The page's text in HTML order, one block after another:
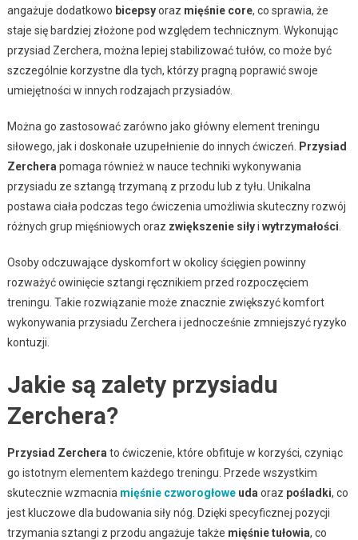
angażuje dodatkowo bicepsyoraz mięśnie core, co sprawia, że
staje się bardziej złożone pod względem technicznym. Wykonując
przysiad Zerchera, można lepiej stabilizować tułów, co może być
szczególnie korzystne dla tych, którzy pragną poprawić swoje
umiejętności w innych rodzajach przysiadów.
Można go zastosować zarówno jako główny element treningu
siłowego, jak i doskonałe uzupełnienie do innych ćwiczeń.
Przysiad
Zerchera pomaga również w nauce techniki wykonywania
przysiadu ze sztangą trzymaną z przodu lub z tyłu. Unikalna
postawa ciała podczas tego ćwiczenia umożliwia skuteczny rozwój
różnych grup mięśniowych oraz zwiększenie siłyi wytrzymałości
Osoby odczuwające dyskomfort w okolicy ścięgien powinny
rozważyć owinięcie sztangi ręcznikiem przed rozpoczęciem
treningu. Takie rozwiązanie może znacznie zwiększyć komfort
wykonywania przysiadu Zerchera i jednocześnie zmniejszyć ryzyko
kontuzji.
Jakie są zalety przysiadu
Zerchera?
Przysiad Zerchera to ćwiczenie, które obfituje w korzyści, czyniąc
go istotnym elementem każdego treningu. Przede wszystkim
skutecznie wzmacnia mięśnie czworogłoweuda oraz pośladki, co
jest kluczowe dla budowania siły nóg. Dzięki specyficznej pozycji
trzymania sztangi z przodu angażuje także mięśnie tułowia, co